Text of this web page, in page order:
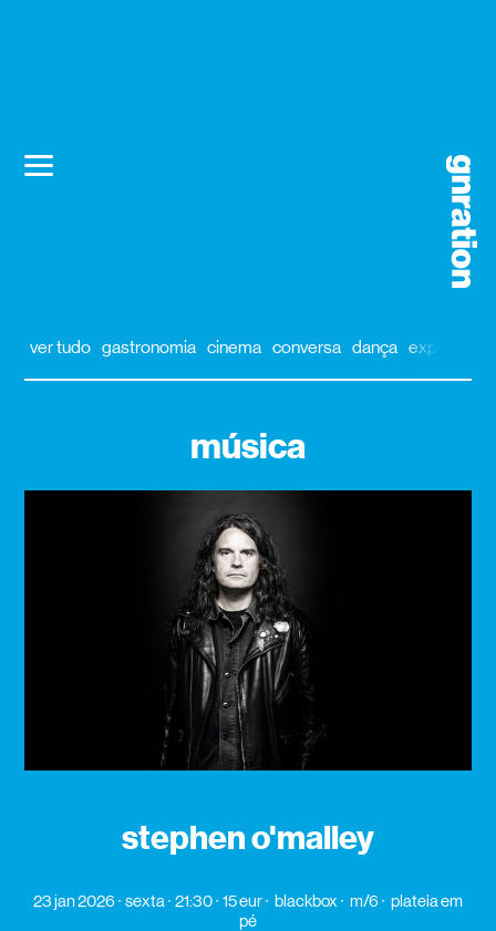
ver tudo gastronomia cinema conversa dança exposição
música
stephen o'malley
23 jan 2026 sexta 21:30 15 eur blackbox m/6
plateia em
pé